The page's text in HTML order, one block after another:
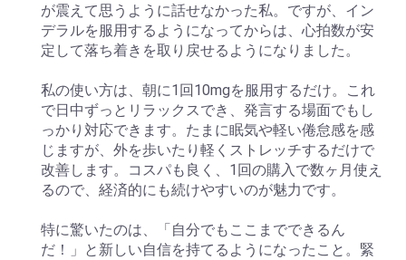
が震えて思うように話せなかった私。ですが、イン
デラルを服用するようになってからは、心拍数が安
定して落ち着きを取り戻せるようになりました。
私の使い方は、朝に1回10mgを服用するだけ。これ
で日中ずっとリラックスでき、発言する場面でもし
っかり対応できます。たまに眠気や軽い倦怠感を感
じますが、外を歩いたり軽くストレッチするだけで
改善します。コスパも良く、1回の購入で数ヶ月使え
るので、経済的にも続けやすいのが魅力です。
特に驚いたのは、「自分でもここまでできるん
だ！」と新しい自信を持てるようになったこと。緊